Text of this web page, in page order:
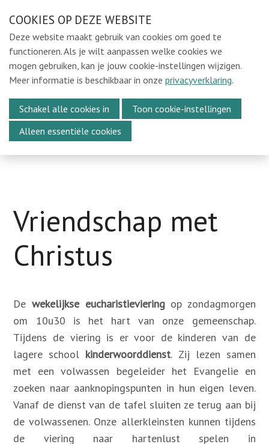
links
over
Spring
naar
de
navigatie
Spring
naar
Ons e-mailadres:
sintmichielsbeweging@gmail.com
Vriendschap met
Christus
De wekelijkse eucharistievieringop zondagmorgen
om 10u30 is het hart van onze gemeenschap.
Tijdens de viering is er voor de kinderen van de
lagere school kinderwoorddienst. Zij lezen samen
met een volwassen begeleider het Evangelie en
zoeken naar aanknopingspunten in hun eigen leven.
Vanaf de dienst van de tafel sluiten ze terug aan bij
de volwassenen. Onze allerkleinsten kunnen tijdens
de viering naar hartenlust spelen in
Locaties
Over Ons
Media
Kalender
Contact
Account
COOKIES OP DEZE WEBSITE
Deze website maakt gebruik van cookies om goed te
functioneren. Als je wilt aanpassen welke cookies we
mogen gebruiken, kan je jouw cookie-instellingen wijzigen.
Meer informatie is beschikbaar in onze privacyverklaring.
Schakel alle cookies in
Toon cookie-instellingen
Alleen essentiële cookies